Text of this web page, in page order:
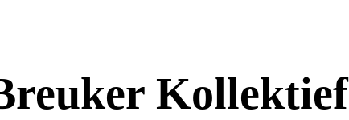
Kollektief